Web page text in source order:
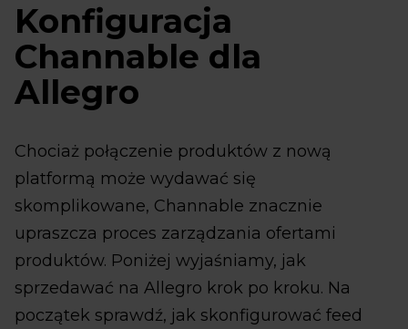
Konfiguracja
Channable dla
Allegro
Chociaż połączenie produktów z nową
platformą może wydawać się
skomplikowane, Channable znacznie
upraszcza proces zarządzania ofertami
produktów. Poniżej wyjaśniamy, jak
sprzedawać na Allegro krok po kroku. Na
początek sprawdź, jak skonfigurować feed